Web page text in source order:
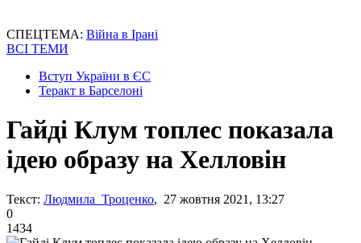
СПЕЦТЕМА: Війна в Ірані
ВСІ ТЕМИ
Вступ України в ЄС
Теракт в Барселоні
Гайді Клум топлес показала
ідею образу на Хелловін
Текст: Людмила Троценко, 27 жовтня 2021, 13:27
0
1434